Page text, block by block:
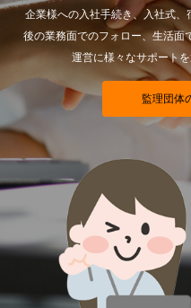
企業様への入社手続き、入社式
後の業務面でのフォロー、生活面
運営に様々なサポート
監理団体